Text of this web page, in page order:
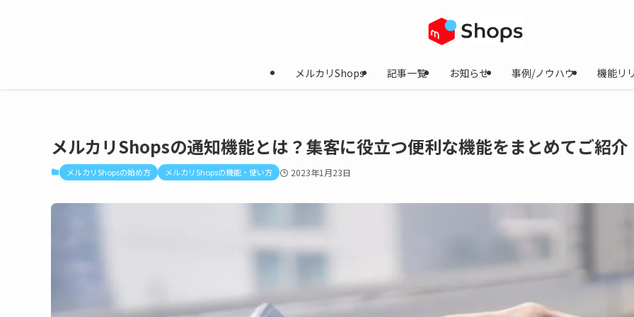
メルカリShops 記事一覧 お知らせ 事例/ノウハウ 機能リ
メルカリShopsの通知機能とは？集客に役立つ便利な機能をまとめてご紹介
メルカリShopsの始め方 メルカリShopsの機能・使い方 2023年1月23日